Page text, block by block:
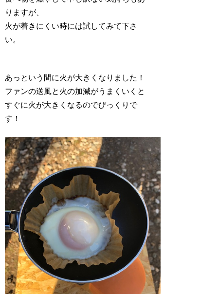
りますが、
火が着きにくい時には試してみて下さ
い。
あっという間に火が大きくなりました！
ファンの送風と火の加減がうまくいくと
すぐに火が大きくなるのでびっくりで
す！